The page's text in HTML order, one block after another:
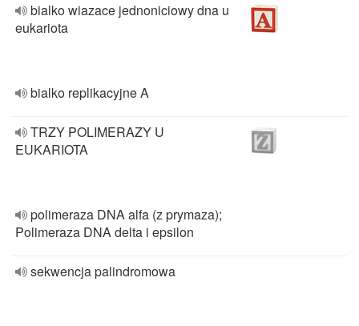
bialko wiazace jednoniciowy dna u
eukariota
bialko replikacyjne A
TRZY POLIMERAZY U
EUKARIOTA
polimeraza DNA alfa (z prymaza);
Polimeraza DNA delta i epsilon
sekwencja palindromowa